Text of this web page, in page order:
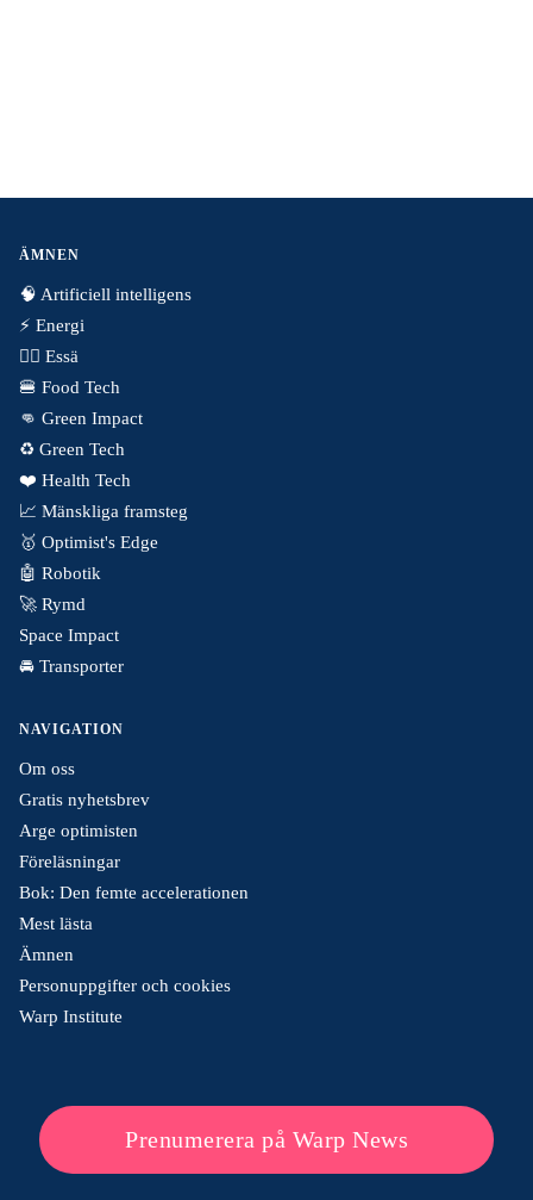
ÄMNEN
🧠 Artificiell intelligens
⚡️ Energi
✍🏼 Essä
🍔 Food Tech
👊 Green Impact
♻️ Green Tech
❤️ Health Tech
📈 Mänskliga framsteg
🥇 Optimist's Edge
🤖 Robotik
🚀 Rymd
Space Impact
🚘 Transporter
NAVIGATION
Om oss
Gratis nyhetsbrev
Arge optimisten
Föreläsningar
Bok: Den femte accelerationen
Mest lästa
Ämnen
Personuppgifter och cookies
Warp Institute
Prenumerera på Warp News